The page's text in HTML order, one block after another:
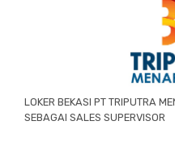
LOKER BEKASI PT TRIPUTRA
SEBAGAI SALES SUPERVISOR